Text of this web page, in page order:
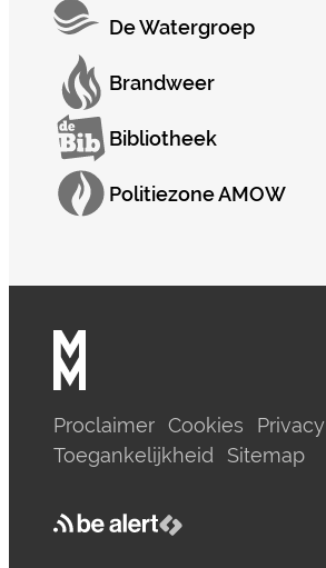
De Watergroep
Brandweer
Bibliotheek
Politiezone AMOW
Proclaimer Cookies
Privacy
Toegankelijkheid
Sitemap
be alert
LCP nv 2026 ©